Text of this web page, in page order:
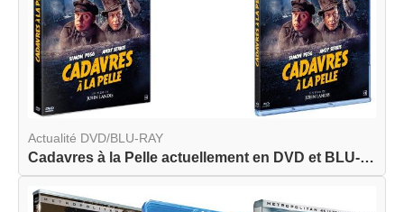
Actualité DVD/BLU-RAY
Cadavres à la Pelle actuellement en DVD et BLU-R...